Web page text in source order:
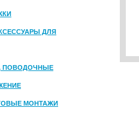
ДЛЯ
ПОВОДОЧНЫЕ
МОНТАЖИ